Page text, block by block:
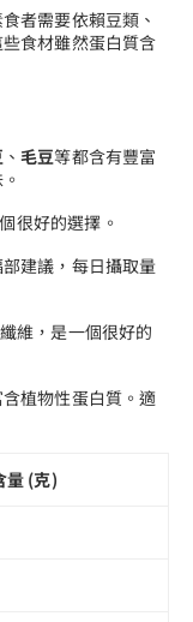
者需要依賴豆類、
食材雖然蛋白質含
、毛豆等都含有豐富
很好的選擇。
建議，每日攝取量
維，是一個很好的
植物性蛋白質。適
量 (克)